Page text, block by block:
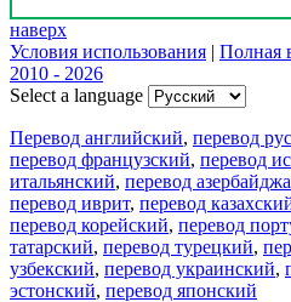
наверх
Условия использования | Полная
2010 - 2026
Select a language
Перевод английский, перевод
перевод французский, перевод
итальянский, перевод
перевод иврит, перевод
перевод корейский, перевод
татарский, перевод турецкий,
узбекский, перевод украинский,
эстонский, перевод японский